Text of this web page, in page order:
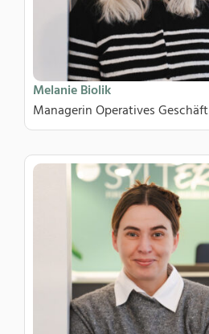
Melanie Biolik
Managerin Operatives Geschäft